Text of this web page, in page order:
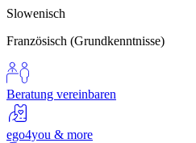
Slowenisch
Französisch (Grundkenntnisse)
Beratung vereinbaren
ego4you & more